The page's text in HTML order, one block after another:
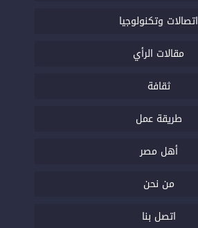
اتصالات وتكنولوجيا
مقالات الرأي
ثقافة
طريقة عمل
أهل مصر
من نحن
اتصل بنا